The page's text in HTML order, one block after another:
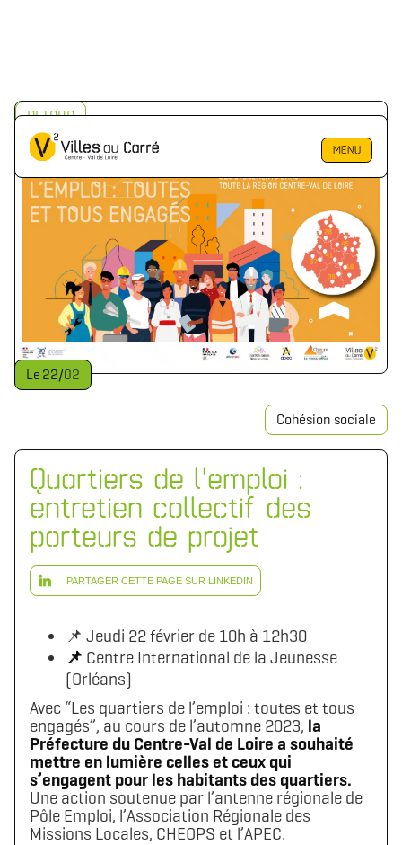
MENU
RETOUR
Le 22/02
Cohésion sociale
Quartiers de l'emploi :
entretien collectif des
porteurs de projet
PARTAGER CETTE PAGE SUR LINKEDIN
📌 Jeudi 22 février de 10h à 12h30
📌 Centre International de la Jeunesse
(Orléans)
Avec “Les quartiers de l’emploi : toutes et tous
engagés”, au cours de l’automne 2023, la
Préfecture du Centre-Val de Loire a souhaité
mettre en lumière celles et ceux qui
s’engagent pour les habitants des quartiers.
Une action soutenue par l’antenne régionale de
Pôle Emploi, l’Association Régionale des
Missions Locales, CHEOPS et l’APEC.